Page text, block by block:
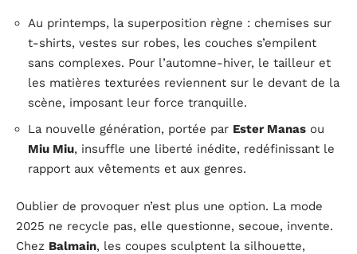
Au printemps, la superposition règne : chemises sur
t-shirts, vestes sur robes, les couches s’empilent
sans complexes. Pour l’automne-hiver, le tailleur et
les matières texturées reviennent sur le devant de la
scène, imposant leur force tranquille.
La nouvelle génération, portée par Ester Manas ou
Miu Miu, insuffle une liberté inédite, redéfinissant le
rapport aux vêtements et aux genres.
Oublier de provoquer n’est plus une option. La mode
2025 ne recycle pas, elle questionne, secoue, invente.
Chez Balmain, les coupes sculptent la silhouette,